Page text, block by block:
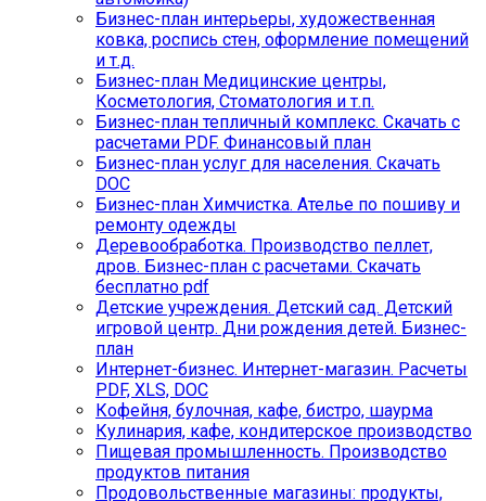
Бизнес-план интерьеры, художественная
ковка, роспись стен, оформление помещений
и т.д.
Бизнес-план Медицинские центры,
Косметология, Стоматология и т.п.
Бизнес-план тепличный комплекс. Скачать с
расчетами PDF. Финансовый план
Бизнес-план услуг для населения. Скачать
DOC
Бизнес-план Химчистка. Ателье по пошиву и
ремонту одежды
Деревообработка. Производство пеллет,
дров. Бизнес-план с расчетами. Скачать
бесплатно pdf
Детские учреждения. Детский сад. Детский
игровой центр. Дни рождения детей. Бизнес-
план
Интернет-бизнес. Интернет-магазин. Расчеты
PDF, XLS, DOC
Кофейня, булочная, кафе, бистро, шаурма
Кулинария, кафе, кондитерское производство
Пищевая промышленность. Производство
продуктов питания
Продовольственные магазины: продукты,